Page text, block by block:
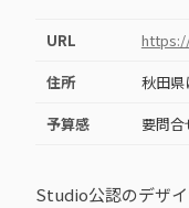
URL
住所
秋田県
予算感
要問合
Studio公認のデザ